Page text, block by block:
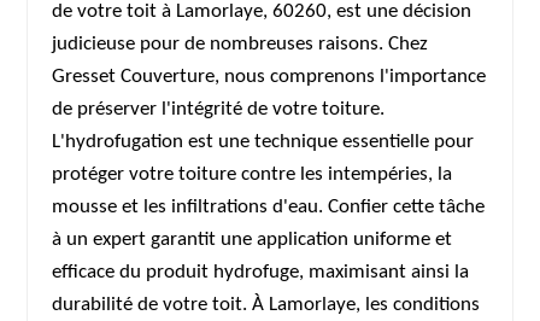
de votre toit à Lamorlaye, 60260, est une décision
judicieuse pour de nombreuses raisons. Chez
Gresset Couverture, nous comprenons l'importance
de préserver l'intégrité de votre toiture.
L'hydrofugation est une technique essentielle pour
protéger votre toiture contre les intempéries, la
mousse et les infiltrations d'eau. Confier cette tâche
à un expert garantit une application uniforme et
efficace du produit hydrofuge, maximisant ainsi la
durabilité de votre toit. À Lamorlaye, les conditions